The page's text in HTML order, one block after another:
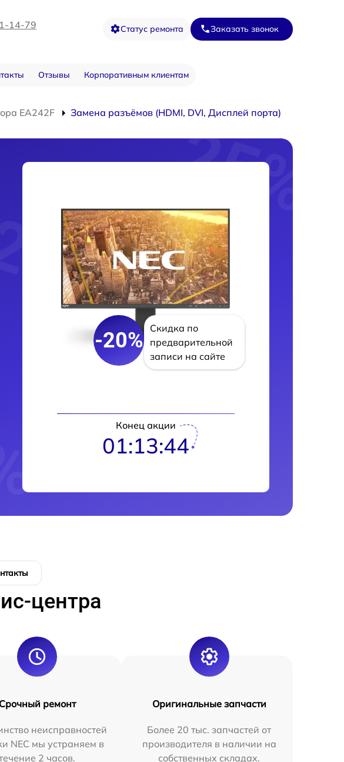
14-79 Статус ремонта Заказать звонок
Отзывы Корпоративным клиентам
EA242F Замена разъёмов (HDMI, DVI, Дисплей порта)
-20%
Скидка по
предварительной
записи на сайте
Конец акции
01:13:42
центра
Срочный ремонт
неисправностей
NEC мы устраняем в
2 часов.
Оригинальные запчасти
Более 20 тыс. запчастей от
производителя в наличии на
собственных складах.